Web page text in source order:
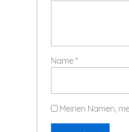
Name *
Meinen Namen,